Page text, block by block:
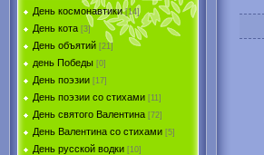
День космонавтики [14]
День кота [3]
День объятий [21]
день Победы [0]
День поэзии [17]
День поэзии со стихами [11]
День святого Валентина [72]
День Валентина со стихами [5]
День русской водки [10]